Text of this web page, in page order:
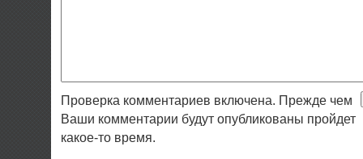
Проверка комментариев включена. Прежде чем
Ваши комментарии будут опубликованы пройдет
какое-то время.